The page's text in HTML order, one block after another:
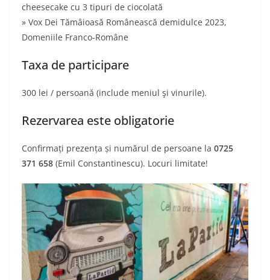
cheesecake cu 3 tipuri de ciocolată
» Vox Dei Tămâioasă Românească demidulce 2023,
Domeniile Franco-Române
Taxa de participare
300 lei / persoană (include meniul şi vinurile).
Rezervarea este obligatorie
Confirmați prezența și numărul de persoane la 0725
371 658 (Emil Constantinescu). Locuri limitate!